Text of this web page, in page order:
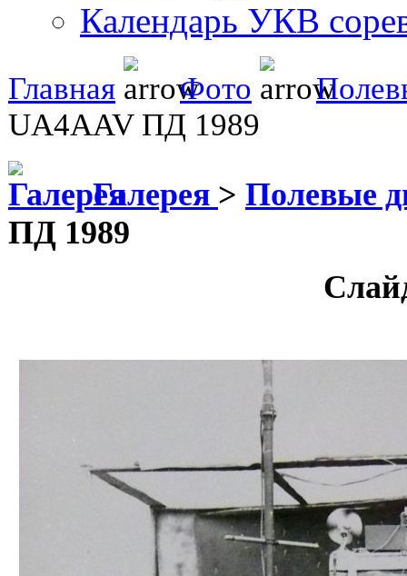
Календарь УКВ
Главная Фото
UA4AAV ПД 1989
Галерея > Полевые
ПД 1989